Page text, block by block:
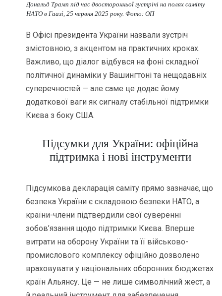
Дональд Трамп під час двосторонньої зустрічі на полях саміту
НАТО в Гаазі, 25 червня 2025 року. Фото: ОП
В Офісі президента України назвали зустріч
змістовною, з акцентом на практичних кроках.
Важливо, що діалог відбувся на фоні складної
політичної динаміки у Вашингтоні та нещодавніх
суперечностей — але саме це додає йому
додаткової ваги як сигналу стабільної підтримки
Києва з боку США.
Підсумки для України: офіційна
підтримка і нові інструменти
Підсумкова декларація саміту прямо зазначає, що
безпека України є складовою безпеки НАТО, а
країни-члени підтвердили свої суверенні
зобов’язання щодо підтримки Києва. Вперше
витрати на оборону України та її військово-
промислового комплексу офіційно дозволено
враховувати у національних оборонних бюджетах
країн Альянсу. Це — не лише символічний жест, а